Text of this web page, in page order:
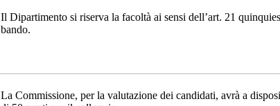
Il Dipartimento si riserva la facoltà ai sensi dell’art. 21
bando.
La Commissione, per la valutazione dei candidati, avrà a